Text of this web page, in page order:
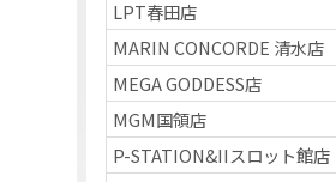
LPT春田店
MARIN CONCORDE 清水店
MEGA GODDESS店
MGM国領店
P-STATION&IIスロット館店